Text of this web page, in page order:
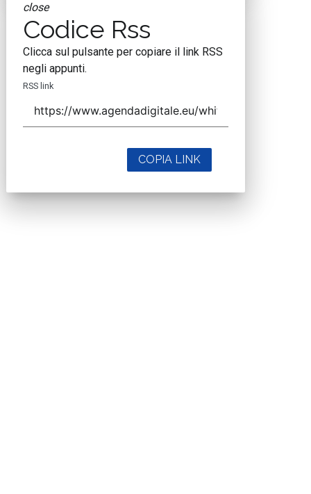
close
Codice Rss
Clicca sul pulsante per copiare il link RSS
negli appunti.
RSS link
COPIA LINK